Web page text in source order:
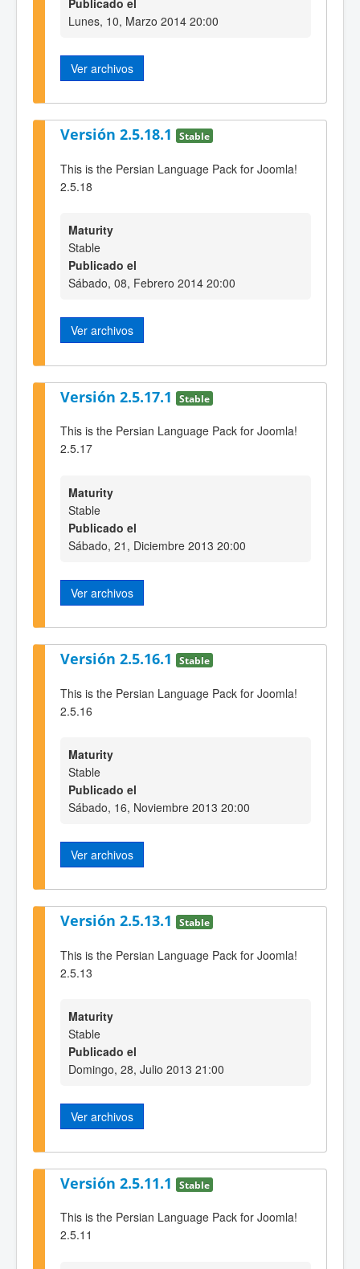
Lunes, 10, Marzo 2014 20:00
Ver archivos
Versión 2.5.18.1 Stable
This is the Persian Language Pack for Joomla!
2.5.18
Maturity
Stable
Publicado el
Sábado, 08, Febrero 2014 20:00
Ver archivos
Versión 2.5.17.1 Stable
This is the Persian Language Pack for Joomla!
2.5.17
Maturity
Stable
Publicado el
Sábado, 21, Diciembre 2013 20:00
Ver archivos
Versión 2.5.16.1 Stable
This is the Persian Language Pack for Joomla!
2.5.16
Maturity
Stable
Publicado el
Sábado, 16, Noviembre 2013 20:00
Ver archivos
Versión 2.5.13.1 Stable
This is the Persian Language Pack for Joomla!
2.5.13
Maturity
Stable
Publicado el
Domingo, 28, Julio 2013 21:00
Ver archivos
Versión 2.5.11.1 Stable
This is the Persian Language Pack for Joomla!
2.5.11